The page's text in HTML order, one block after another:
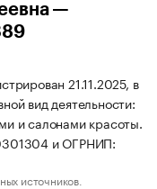
—
21.11.2025, в
вид деятельности:
и салонами красоты.
и ОГРНИП:
источников.